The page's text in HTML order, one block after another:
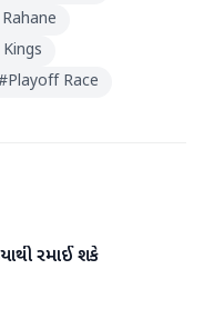
Playoff Race
રમાઈ શકે